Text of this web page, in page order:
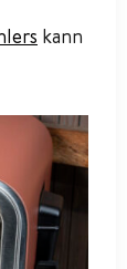
kann